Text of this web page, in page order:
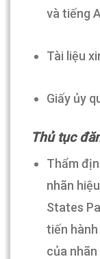
và tiếng
Tài liệu
Giấy ủy
Thủ tục
Thẩm
nhãn
States
tiến
của